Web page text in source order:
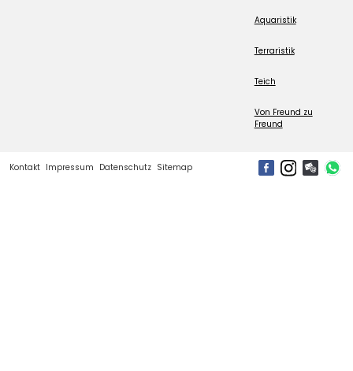
Aquaristik
Terraristik
Teich
Von Freund zu
Freund
Kontakt Impressum Datenschutz Sitemap